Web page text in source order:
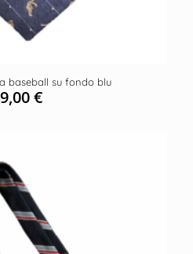
baseball su fondo blu
€